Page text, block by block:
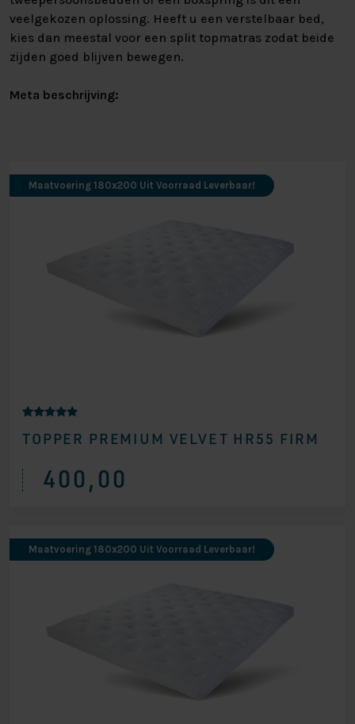
veelgekozen oplossing. Heeft u een verstelbaar bed,
kies dan meestal voor een split topmatras zodat beide
zijden goed blijven bewegen.
Meta beschrijving:
d
4.92
gebaseerd
op
klantbeoord
TOPPER PREMIUM VELVET HR55 FIRM
Maatvoering 180x200 Uit Voorraad Leverbaar!
400,00
Maatvoering 180x200 Uit Voorraad Leverbaar!